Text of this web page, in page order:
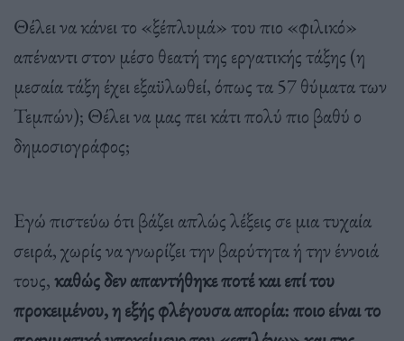
Θέλει να κάνει το «ξέπλυμά» του πιο «φιλικό»
απέναντι στον μέσο θεατή της εργατικής τάξης (η
μεσαία τάξη έχει εξαϋλωθεί, όπως τα 57 θύματα των
Τεμπών); Θέλει να μας πει κάτι πολύ πιο βαθύ ο
δημοσιογράφος;
Εγώ πιστεύω ότι βάζει απλώς λέξεις σε μια τυχαία
σειρά, χωρίς να γνωρίζει την βαρύτητα ή την έννοιά
τους,καθώς δεν απαντήθηκε ποτέ και επί του
προκειμένου, η εξής φλέγουσα απορία: ποιο είναι το